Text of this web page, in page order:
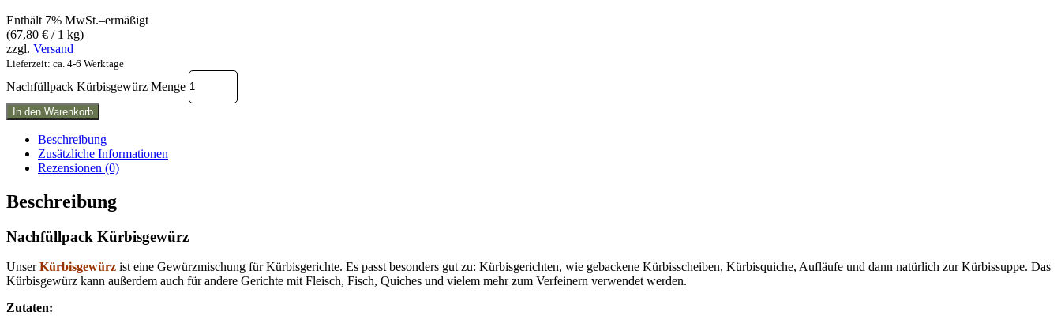
Enthält 7% MwSt.–ermäßigt
(67,80 € / 1 kg)
zzgl. Versand
Lieferzeit: ca. 4-6 Werktage
Nachfüllpack Kürbisgewürz Menge
In den Warenkorb
Beschreibung
Zusätzliche Informationen
Rezensionen (0)
Beschreibung
Nachfüllpack Kürbisgewürz
UnserKürbisgewürz ist eine Gewürzmischung für Kürbisgerichte. Es passt besonders gut zu: Kürbisgerichten, wie gebackene Kürbisscheiben, Kürbisquiche, Aufläufe und dann natürlich zur Kürbissuppe. Das
Kürbisgewürz kann außerdem auch für andere Gerichte mit Fleisch, Fisch, Quiches und vielem mehr zum Verfeinern verwendet werden.
Zutaten: